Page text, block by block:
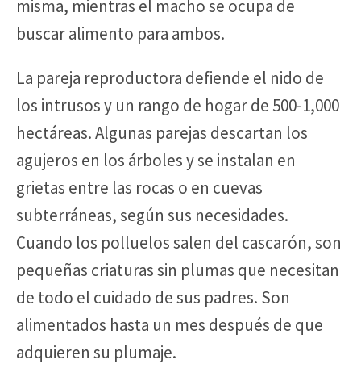
misma, mientras el macho se ocupa de
buscar alimento para ambos.
La pareja reproductora defiende el nido de
los intrusos y un rango de hogar de 500-1,000
hectáreas. Algunas parejas descartan los
agujeros en los árboles y se instalan en
grietas entre las rocas o en cuevas
subterráneas, según sus necesidades.
Cuando los polluelos salen del cascarón, son
pequeñas criaturas sin plumas que necesitan
de todo el cuidado de sus padres. Son
alimentados hasta un mes después de que
adquieren su plumaje.